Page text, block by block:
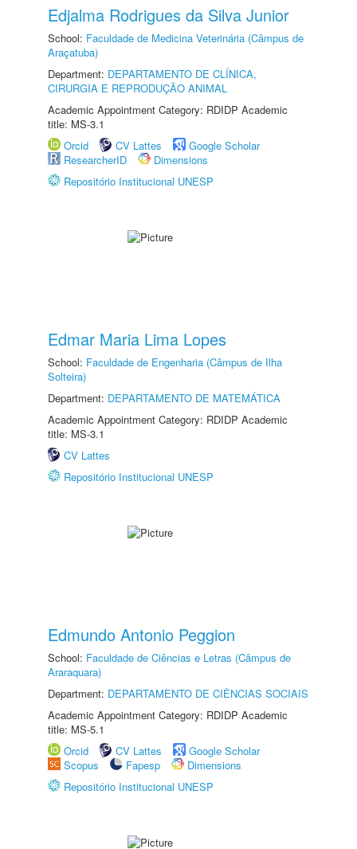
Edjalma Rodrigues da Silva Junior
School: Faculdade de Medicina Veterinária (Câmpus de
Araçatuba)
Department: DEPARTAMENTO DE CLÍNICA,
CIRURGIA E REPRODUÇÃO ANIMAL
Academic Appointment Category: RDIDP Academic
title: MS-3.1
Orcid
CV Lattes
Google Scholar
ResearcherID
Dimensions
Repositório Institucional UNESP
Edmar Maria Lima Lopes
School: Faculdade de Engenharia (Câmpus de Ilha
Solteira)
Department: DEPARTAMENTO DE MATEMÁTICA
Academic Appointment Category: RDIDP Academic
title: MS-3.1
CV Lattes
Repositório Institucional UNESP
Edmundo Antonio Peggion
School: Faculdade de Ciências e Letras (Câmpus de
Araraquara)
Department: DEPARTAMENTO DE CIÊNCIAS SOCIAIS
Academic Appointment Category: RDIDP Academic
title: MS-5.1
Orcid
CV Lattes
Google Scholar
Scopus
Fapesp
Dimensions
Repositório Institucional UNESP